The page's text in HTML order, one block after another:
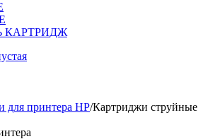
КАРТРИДЖ
для принтера HP/Картриджи струйные